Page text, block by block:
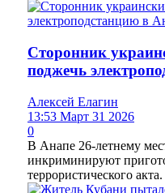
Сторонник
поджечь
Алексей Елагин
13:53 Март 31 2026
0
В Анапе 26-летнему
инкриминируют
террористического